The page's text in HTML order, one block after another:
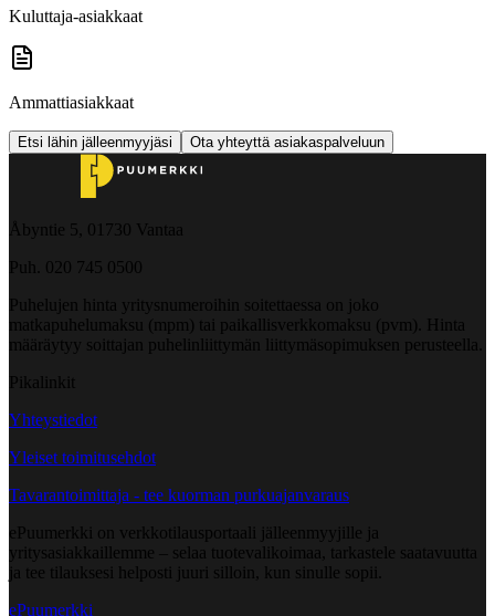
Kuluttaja-asiakkaat
Ammattiasiakkaat
Etsi lähin jälleenmyyjäsi Ota yhteyttä asiakaspalveluun
Åbyntie 5, 01730 Vantaa
Puh. 020 745 0500
Puhelujen hinta yritysnumeroihin soitettaessa on joko
matkapuhelumaksu (mpm) tai paikallisverkkomaksu (pvm). Hinta
määräytyy soittajan puhelinliittymän liittymäsopimuksen perusteella.
Pikalinkit
Yhteystiedot
Yleiset toimitusehdot
Tavarantoimittaja - tee kuorman purkuajanvaraus
ePuumerkki on verkkotilausportaali jälleenmyyjille ja
yritysasiakkaillemme – selaa tuotevalikoimaa, tarkastele saatavuutta
ja tee tilauksesi helposti juuri silloin, kun sinulle sopii.
ePuumerkki